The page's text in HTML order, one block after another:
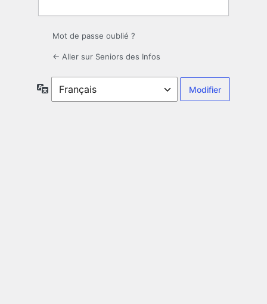
Mot de passe oublié ?
← Aller sur Seniors des Infos
Langue